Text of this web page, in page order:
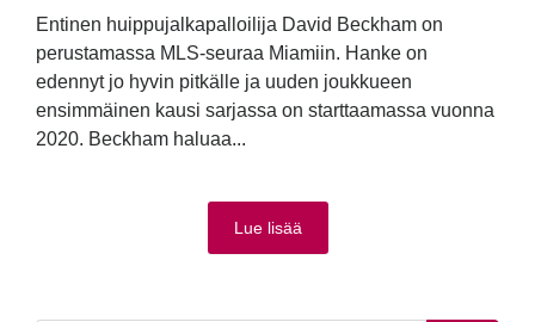
Entinen huippujalkapalloilija David Beckham on
perustamassa MLS-seuraa Miamiin. Hanke on
edennyt jo hyvin pitkälle ja uuden joukkueen
ensimmäinen kausi sarjassa on starttaamassa vuonna
2020. Beckham haluaa...
Lue lisää